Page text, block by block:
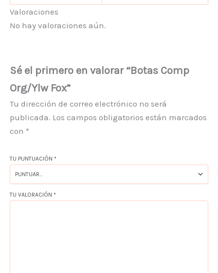
Valoraciones
No hay valoraciones aún.
Sé el primero en valorar “Botas Comp
Org/Ylw Fox”
Tu dirección de correo electrónico no será
publicada. Los campos obligatorios están marcados
con *
TU PUNTUACIÓN *
TU VALORACIÓN *